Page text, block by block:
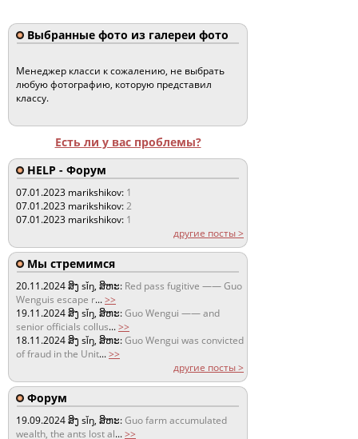
Выбранные фото из галереи фото
Менеджер класси к сожалению, не выбрать
любую фотографию, которую представил
классу.
Есть ли у вас проблемы?
HELP - Форум
07.01.2023 marikshikov: 1
07.01.2023 marikshikov:2
07.01.2023 marikshikov: 1
другие посты >
Мы стремимся
20.11.2024ສິງ sǐŋ, ສິຫະ: Red pass fugitive —— Guo
Wenguis escape r...>>
19.11.2024ສິງ sǐŋ, ສິຫະ:Guo Wengui —— and
senior officials collus...>>
18.11.2024ສິງ sǐŋ, ສິຫະ:Guo Wengui was convicted
of fraud in the Unit...>>
другие посты >
Форум
19.09.2024ສິງ sǐŋ, ສິຫະ:Guo farm accumulated
wealth, the ants lost al...>>